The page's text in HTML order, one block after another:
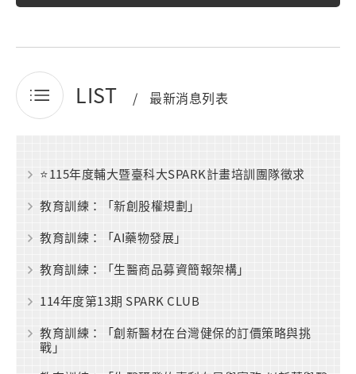
LIST 最新消息列表
⭐115年度輔大暨臺科大SPARK計畫培訓團隊徵求
教育訓練：「新創股權規劃」
教育訓練：「AI藥物發展」
教育訓練：「生醫商品募資簡報架構」
114年度第13期 SPARK CLUB
教育訓練：「創新醫材在台灣健保的訂價策略與挑
戰」